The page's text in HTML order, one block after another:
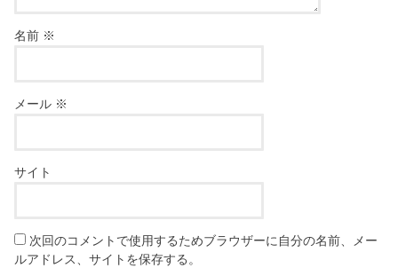
名前 ※
メール ※
サイト
次回のコメントで使用するためブラウザーに自分の名前、メー
ルアドレス、サイトを保存する。